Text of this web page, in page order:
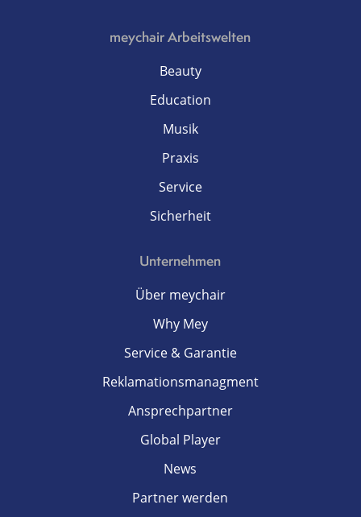
meychair Arbeitswelten
Beauty
Education
Musik
Praxis
Service
Sicherheit
Unternehmen
Über meychair
Why Mey
Service & Garantie
Reklamationsmanagment
Ansprechpartner
Global Player
News
Partner werden